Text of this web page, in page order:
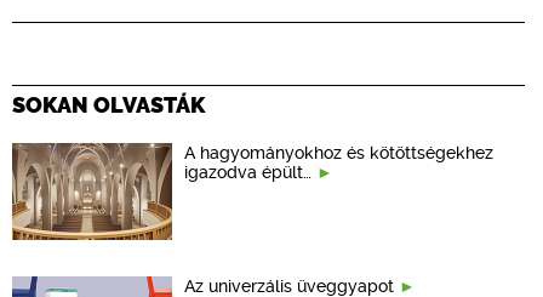
SOKAN OLVASTÁK
A hagyományokhoz és kötöttségekhez
igazodva épült…
Az univerzális üveggyapot